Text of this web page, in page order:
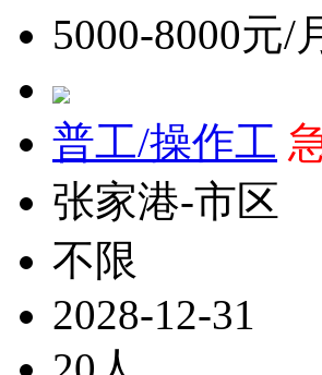
5000-8000元/
普工/操作工
张家港-市区
不限
2028-12-31